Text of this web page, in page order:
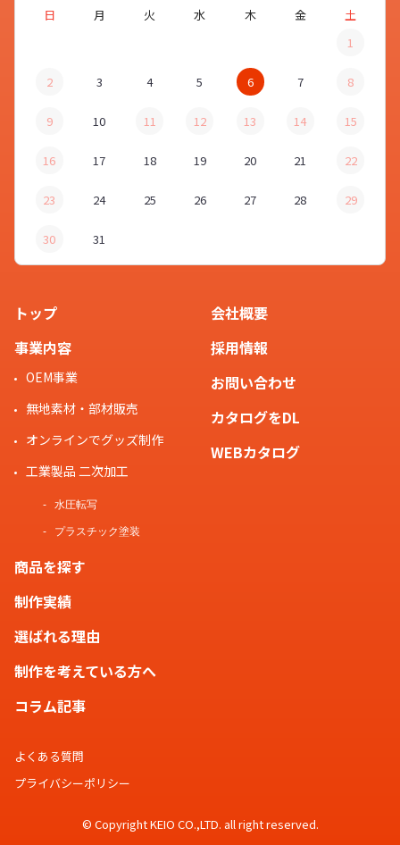
日 月 火 水 木 金
土
1
2 3 4 5 6 7 8
9 10 11 12 13 14 15
16 17 18 19 20 21 22
23 24 25 26 27 28 29
30 31
トップ
事業内容
OEM事業
無地素材・部材販売
オンラインでグッズ制作
工業製品 二次加工
水圧転写
プラスチック塗装
商品を探す
制作実績
選ばれる理由
制作を考えている方へ
コラム記事
会社概要
採用情報
お問い合わせ
カタログをDL
WEBカタログ
よくある質問
プライバシーポリシー
© Copyright KEIO CO.,LTD. all right reserved.